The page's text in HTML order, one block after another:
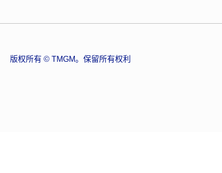
版权所有 © TMGM。保留所有权利